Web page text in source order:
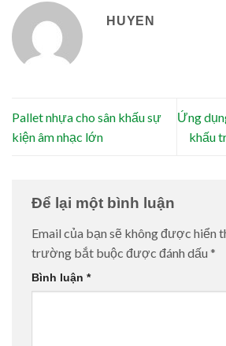
HUYEN
Pallet nhựa cho sân khấu sự
kiện âm nhạc lớn
Ứng
khấu
Để lại một bình luận
Email của bạn sẽ không được hiển
trường bắt buộc được đánh dấu *
Bình luận *